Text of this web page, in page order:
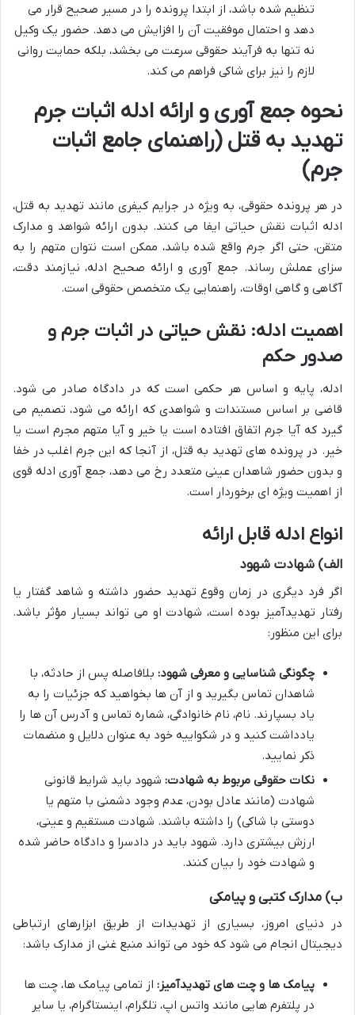
تنظیم شده باشد، از ابتدا پرونده را در مسیر صحیح قرار می
دهد و احتمال موفقیت آن را افزایش می دهد. حضور یک وکیل
نه تنها به فرآیند حقوقی سرعت می بخشد، بلکه حمایت روانی
لازم را نیز برای شاکی فراهم می کند.
نحوه جمع آوری و ارائه ادله اثبات جرم
تهدید به قتل (راهنمای جامع اثبات
جرم)
در هر پرونده حقوقی، به ویژه در جرایم کیفری مانند تهدید به قتل،
ادله اثبات نقش حیاتی ایفا می کنند. بدون ارائه شواهد و مدارک
متقن، حتی اگر جرم واقع شده باشد، ممکن است نتوان متهم را به
سزای عملش رساند. جمع آوری و ارائه صحیح ادله، نیازمند دقت،
آگاهی و گاهی اوقات، راهنمایی یک متخصص حقوقی است.
اهمیت ادله: نقش حیاتی در اثبات جرم و
صدور حکم
ادله، پایه و اساس هر حکمی است که در دادگاه صادر می شود.
قاضی بر اساس مستندات و شواهدی که ارائه می شود، تصمیم می
گیرد که آیا جرم اتفاق افتاده است یا خیر و آیا متهم مجرم است یا
خیر. در پرونده های تهدید به قتل، از آنجا که این جرم اغلب در خفا
و بدون حضور شاهدان عینی متعدد رخ می دهد، جمع آوری ادله قوی
از اهمیت ویژه ای برخوردار است.
انواع ادله قابل ارائه
الف) شهادت شهود
اگر فرد دیگری در زمان وقوع تهدید حضور داشته و شاهد گفتار یا
رفتار تهدیدآمیز بوده است، شهادت او می تواند بسیار مؤثر باشد.
برای این منظور:
چگونگی شناسایی و معرفی شهود: بلافاصله پس از حادثه، با
شاهدان تماس بگیرید و از آن ها بخواهید که جزئیات را به
یاد بسپارند. نام، نام خانوادگی، شماره تماس و آدرس آن ها را
یادداشت کنید و در شکواییه خود به عنوان دلایل و منضمات
ذکر نمایید.
نکات حقوقی مربوط به شهادت: شهود باید شرایط قانونی
شهادت (مانند عادل بودن، عدم وجود دشمنی با متهم یا
دوستی با شاکی) را داشته باشند. شهادت مستقیم و عینی،
ارزش بیشتری دارد. شهود باید در دادسرا و دادگاه حاضر شده
و شهادت خود را بیان کنند.
ب) مدارک کتبی و پیامکی
در دنیای امروز، بسیاری از تهدیدات از طریق ابزارهای ارتباطی
دیجیتال انجام می شود که خود می تواند منبع غنی از مدارک باشد:
پیامک ها و چت های تهدیدآمیز: از تمامی پیامک ها، چت ها
در پلتفرم هایی مانند واتس اپ، تلگرام، اینستاگرام، یا سایر